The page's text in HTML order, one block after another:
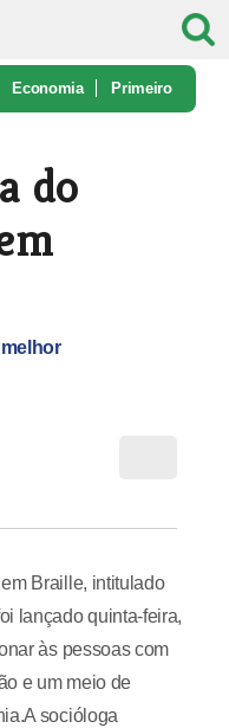
Economia Primeiro
do
Braille, intitulado
lançado quinta-feira,
às pessoas com
e um meio de
socióloga